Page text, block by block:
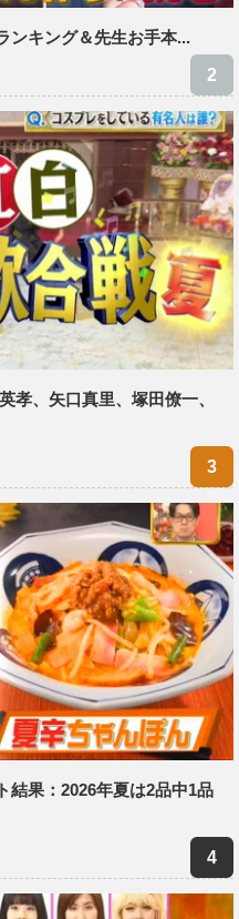
ンキング＆先生お手本...
孝、矢口真里、塚田僚一、
結果：2026年夏は2品中1品